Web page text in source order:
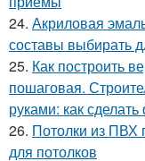
24. Акриловая
составы выбирать
25. Как построить
пошаговая.
руками: как
26. Потолки из ПВХ
для потолков